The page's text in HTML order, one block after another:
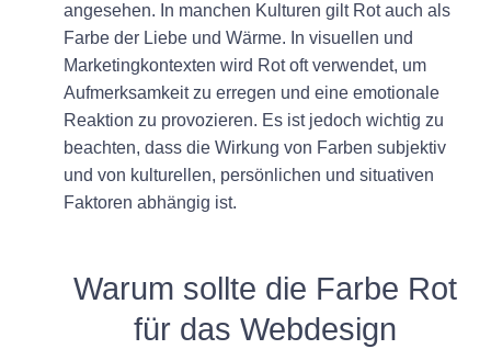
angesehen. In manchen Kulturen gilt Rot auch als
Farbe der Liebe und Wärme. In visuellen und
Marketingkontexten wird Rot oft verwendet, um
Aufmerksamkeit zu erregen und eine emotionale
Reaktion zu provozieren. Es ist jedoch wichtig zu
beachten, dass die Wirkung von Farben subjektiv
und von kulturellen, persönlichen und situativen
Faktoren abhängig ist.
Warum sollte die Farbe Rot
für das Webdesign